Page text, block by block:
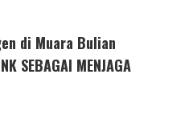
di Muara Bulian
SEBAGAI MENJAGA